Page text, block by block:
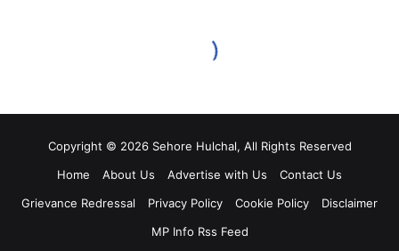
Copyright © 2026 Sehore Hulchal, All Rights Reserved
Home
About Us Advertise with Us
Contact Us
Grievance Redressal
Privacy Policy Cookie Policy
Disclaimer
MP Info Rss Feed